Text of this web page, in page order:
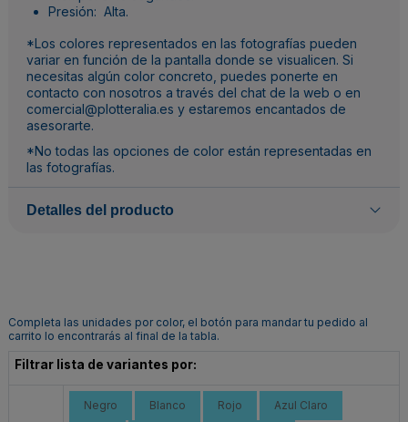
Presión: Alta.
*Los colores representados en las fotografías pueden
variar en función de la pantalla donde se visualicen. Si
necesitas algún color concreto, puedes ponerte en
contacto con nosotros a través del chat de la web o en
comercial@plotteralia.es y estaremos encantados de
asesorarte.
*No todas las opciones de color están representadas en
las fotografías.
Detalles del producto
Completa las unidades por color, el botón para mandar tu pedido al
carrito lo encontrarás al final de la tabla.
Filtrar lista de variantes por:
Negro Blanco Rojo Azul Claro